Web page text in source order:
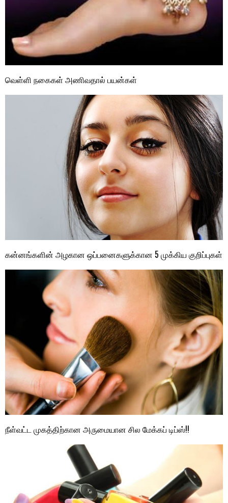
வெள்ளி நகைகள் அணிவதால் பயன்கள்
கன்னங்களின் அழகான ஒப்பனைகளுக்கான 5 முக்கிய குறிப்புகள்
நீள்வட்ட முகத்திற்கான அருமையான சில மேக்கப் டிப்ஸ்!!